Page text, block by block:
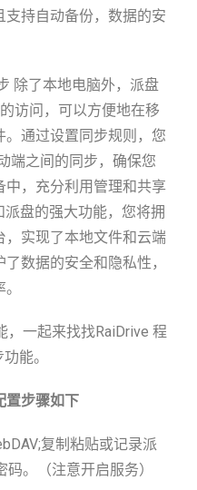
持自动备份，数据的安
除了本地电脑外，派盘
访问，可以方便地在移
通过设置同步规则，您
端之间的同步，确保您
，充分利用管理和共享
盘的强大功能，您将拥
，实现了本地文件和云端
数据的安全和隐私性，
，一起来找找RaiDrive 程
能。
置步骤如下
复制粘贴或记录派
。（注意开启服务）